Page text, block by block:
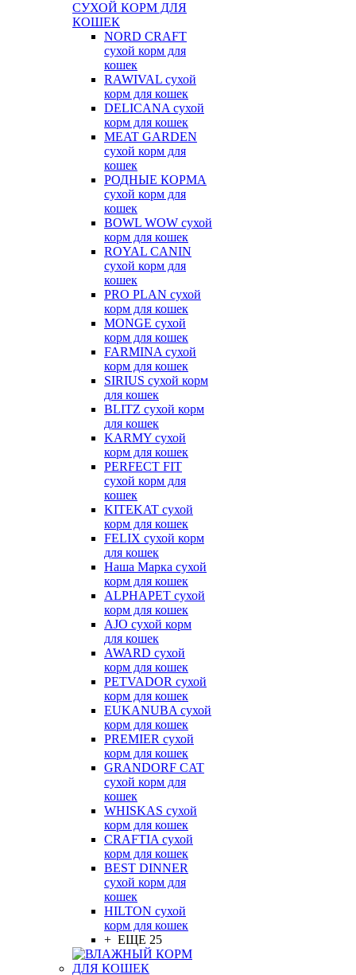
СУХОЙ КОРМ ДЛЯ
КОШЕК
NORD CRAFT
сухой корм для
кошек
RAWIVAL сухой
корм для кошек
DELICANA сухой
корм для кошек
MEAT GARDEN
сухой корм для
кошек
РОДНЫЕ КОРМА
сухой корм для
кошек
BOWL WOW сухой
корм для кошек
ROYAL CANIN
сухой корм для
кошек
PRO PLAN сухой
корм для кошек
MONGE сухой
корм для кошек
FARMINA сухой
корм для кошек
SIRIUS сухой корм
для кошек
BLITZ сухой корм
для кошек
KARMY сухой
корм для кошек
PERFECT FIT
сухой корм для
кошек
KITEKAT сухой
корм для кошек
FELIX сухой корм
для кошек
Наша Марка сухой
корм для кошек
ALPHAPET сухой
корм для кошек
AJO сухой корм
для кошек
AWARD сухой
корм для кошек
PETVADOR сухой
корм для кошек
EUKANUBA сухой
корм для кошек
PREMIER сухой
корм для кошек
GRANDORF CAT
сухой корм для
кошек
WHISKAS сухой
корм для кошек
CRAFTIA сухой
корм для кошек
BEST DINNER
сухой корм для
кошек
HILTON сухой
корм для кошек
+ ЕЩЕ 25